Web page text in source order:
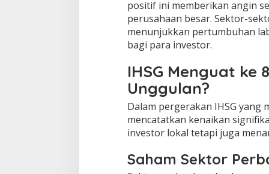
positif ini memberikan angin
perusahaan besar. Sektor-
menunjukkan pertumbuhan
bagi para investor.
IHSG Menguat ke
Unggulan?
Dalam pergerakan IHSG
mencatatkan kenaikan
investor lokal tetapi juga
Saham Sektor